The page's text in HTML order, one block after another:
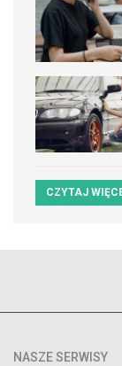
CZYTAJ
NASZE SERWISY